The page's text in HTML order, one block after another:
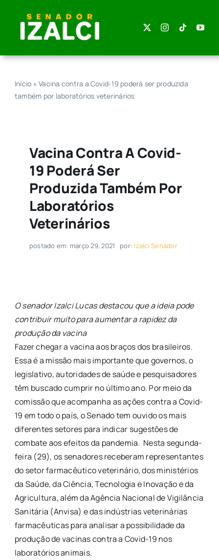
content
Início »Vacina contra a Covid-19 poderá ser produzida
também por laboratórios veterinários
Vacina Contra A Covid-
19 Poderá Ser
Produzida Também Por
Laboratórios
Veterinários
postado em: março 29, 2021 por: Izalci Senador
O senador Izalci Lucas destacou que a ideia pode
contribuir muito para aumentar a rapidez da
produção da vacina
Fazer chegar a vacina aos braços dos brasileiros.
Essa é a missão mais importante que governos, o
legislativo, autoridades de saúde e pesquisadores
têm buscado cumprir no último ano. Por meio da
comissão que acompanha as ações contra a Covid-
19 em todo o país, o Senado tem ouvido os mais
diferentes setores para indicar sugestões de
combate aos efeitos da pandemia. Nesta segunda-
feira (29), os senadores receberam representantes
do setor farmacêutico veterinário, dos ministérios
da Saúde, da Ciência, Tecnologia e Inovação e da
Agricultura, além da Agência Nacional de Vigilância
Sanitária (Anvisa) e das indústrias veterinárias
farmacêuticas para analisar a possibilidade da
produção de vacinas contra a Covid-19 nos
laboratórios animais.